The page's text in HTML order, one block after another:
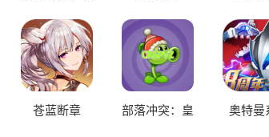
版
苍蓝断章 部落冲突：皇 奥特曼